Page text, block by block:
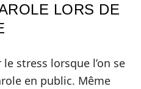
LORS DE
stress lorsque l’on se
en public. Même